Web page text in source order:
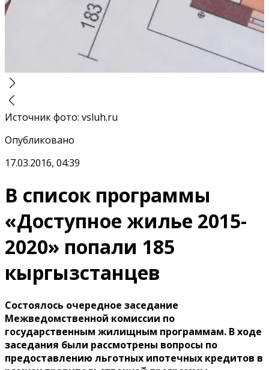
Источник фото: vsluh.ru
Опубликовано
17.03.2016, 04:39
В список программы
«Доступное жилье 2015-
2020» попали 185
кыргызстанцев
Состоялось очередное заседание
Межведомственной комиссии по
государственным жилищным программам. В ходе
заседания были рассмотрены вопросы по
предоставлению льготных ипотечных кредитов в